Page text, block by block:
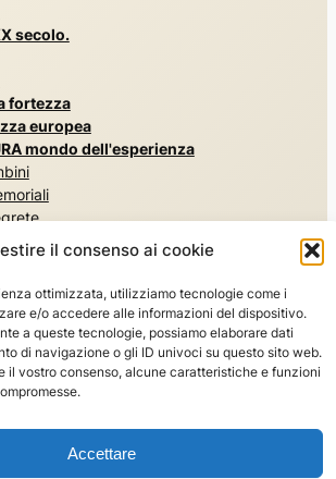
il consenso ai cookie
ottimizzata, utilizziamo tecnologie come i
e/o accedere alle informazioni del dispositivo.
a queste tecnologie, possiamo elaborare dati
di navigazione o gli ID univoci su questo sito web.
il vostro consenso, alcune caratteristiche e funzioni
Accettare
secolo.
fortezza
europea
mondo dell'esperienza
militare
natura, nei parchi e nei giardini
FORTE CULTURA